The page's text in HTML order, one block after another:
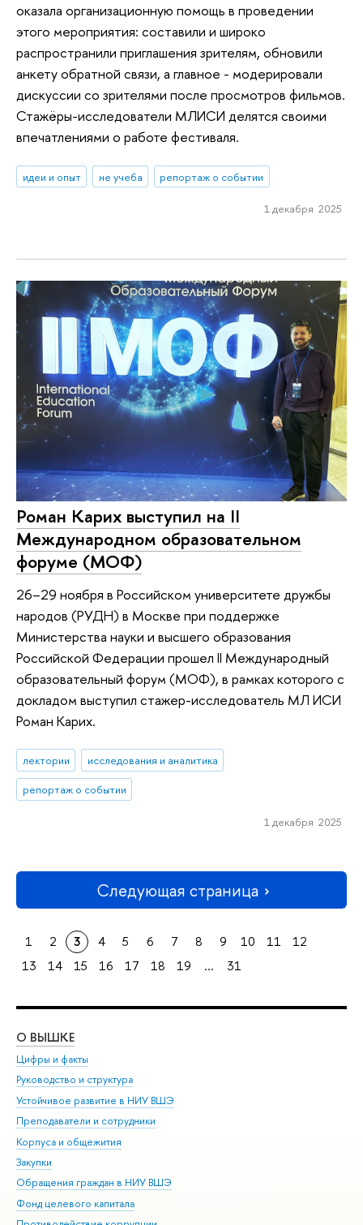
оказала организационную помощь в проведении
этого мероприятия: составили и широко
распространили приглашения зрителям, обновили
анкету обратной связи, а главное - модерировали
дискуссии со зрителями после просмотров фильмов.
Стажёры-исследователи МЛИСИ делятся своими
впечатлениями о работе фестиваля.
идеи и опыт не учеба репортаж о событии
1 декабря 2025
Роман Карих выступил на II
Международном образовательном
форуме (МОФ)
26–29 ноября в Российском университете дружбы
народов (РУДН) в Москве при поддержке
Министерства науки и высшего образования
Российской Федерации прошел II Международный
образовательный форум (МОФ), в рамках которого с
докладом выступил стажер-исследователь МЛ ИСИ
Роман Карих.
лектории
исследования и аналитика
репортаж о событии
1 декабря 2025
Следующая страница
1 2 3 4 5 6 7 8 9 10 11
12
13
14 15 16 17 18 19 ... 31
О ВЫШКЕ
Цифры и факты
Руководство и структура
Устойчивое развитие в НИУ ВШЭ
Преподаватели и сотрудники
Корпуса и общежития
Закупки
Обращения граждан в НИУ ВШЭ
Фонд целевого капитала